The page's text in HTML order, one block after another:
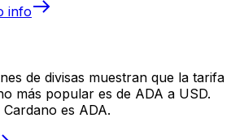
info
de divisas muestran que la tarifa
más popular es de ADA a USD.
es ADA.